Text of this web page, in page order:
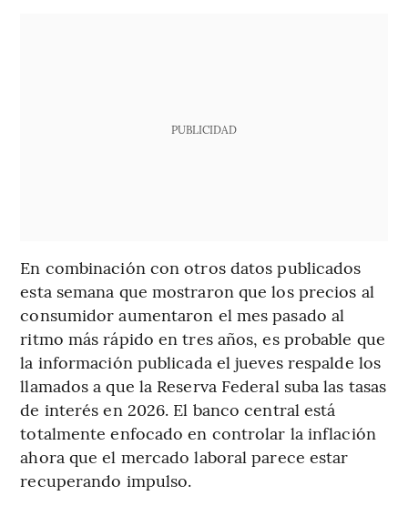
PUBLICIDAD
En combinación con otros datos publicados
esta semana que mostraron que los precios al
consumidor aumentaron el mes pasado al
ritmo más rápido en tres años, es probable que
la información publicada el jueves respalde los
llamados a que la Reserva Federal suba las tasas
de interés en 2026. El banco central está
totalmente enfocado en controlar la inflación
ahora que el mercado laboral parece estar
recuperando impulso.